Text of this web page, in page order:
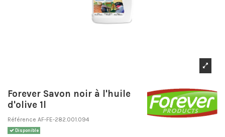
Forever Savon noir à l'huile
d'olive 1l
Référence AF-FE-282.001.094
Disponible